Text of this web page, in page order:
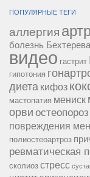
ПОПУЛЯРНЫЕ ТЕГИ
аллергия
болезнь Бехтерева
видео гастрит
гипотония
диета кифоз
мастопатия мениск
орви остеопороз
повреждения
полиостеоартроз
ревматическая
сколиоз стресс